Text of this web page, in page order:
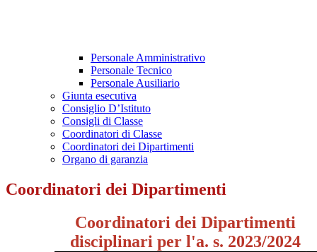
Personale Amministrativo
Personale Tecnico
Personale Ausiliario
Giunta esecutiva
Consiglio D’Istituto
Consigli di Classe
Coordinatori di Classe
Coordinatori dei Dipartimenti
Organo di garanzia
Coordinatori dei Dipartimenti
Coordinatori dei Dipartimenti
disciplinari per l'a. s. 2023/2024